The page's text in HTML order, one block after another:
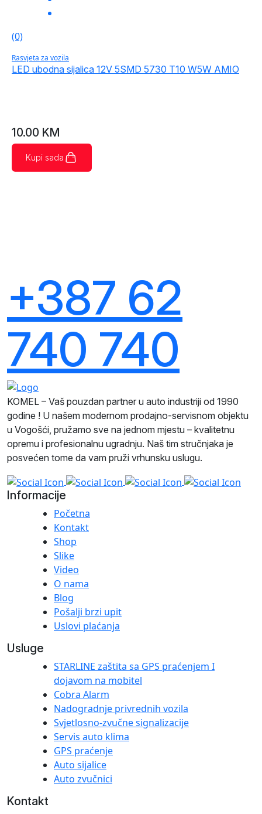
(0)
Rasvjeta za vozila
LED ubodna sijalica 12V 5SMD 5730 T10 W5W AMIO
10.00 KM
Kupi sada
+387 62
740 740
KOMEL – Vaš pouzdan partner u auto industriji od 1990
godine ! U našem modernom prodajno-servisnom objektu
u Vogošći, pružamo sve na jednom mjestu – kvalitetnu
opremu i profesionalnu ugradnju. Naš tim stručnjaka je
posvećen tome da vam pruži vrhunsku uslugu.
Informacije
Početna
Kontakt
Shop
Slike
Video
O nama
Blog
Pošalji brzi upit
Uslovi plaćanja
Usluge
STARLINE zaštita sa GPS praćenjem I
dojavom na mobitel
Cobra Alarm
Nadogradnje privrednih vozila
Svjetlosno-zvučne signalizacije
Servis auto klima
GPS praćenje
Auto sijalice
Auto zvučnici
Kontakt